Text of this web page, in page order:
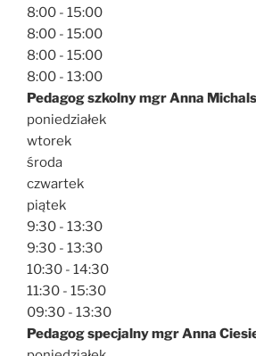
8:00 - 15:00
8:00 - 15:00
8:00 - 15:00
8:00 - 13:00
Pedagog szkolny mgr Anna
poniedziałek
wtorek
środa
czwartek
piątek
9:30 - 13:30
9:30 - 13:30
10:30 - 14:30
11:30 - 15:30
09:30 - 13:30
Pedagog specjalny mgr Anna